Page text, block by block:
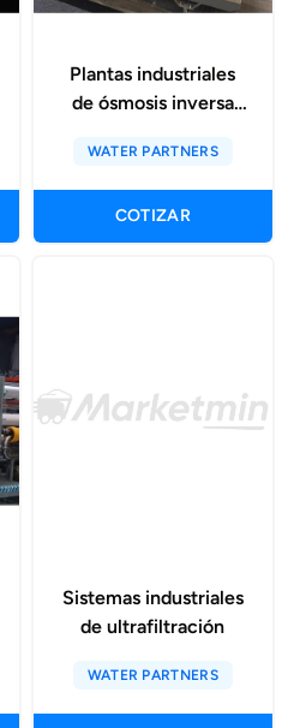
Plantas industriales
de ósmosis inversa
(brackish water)
WATER PARTNERS
COTIZAR
Sistemas industriales
de ultrafiltración
WATER PARTNERS